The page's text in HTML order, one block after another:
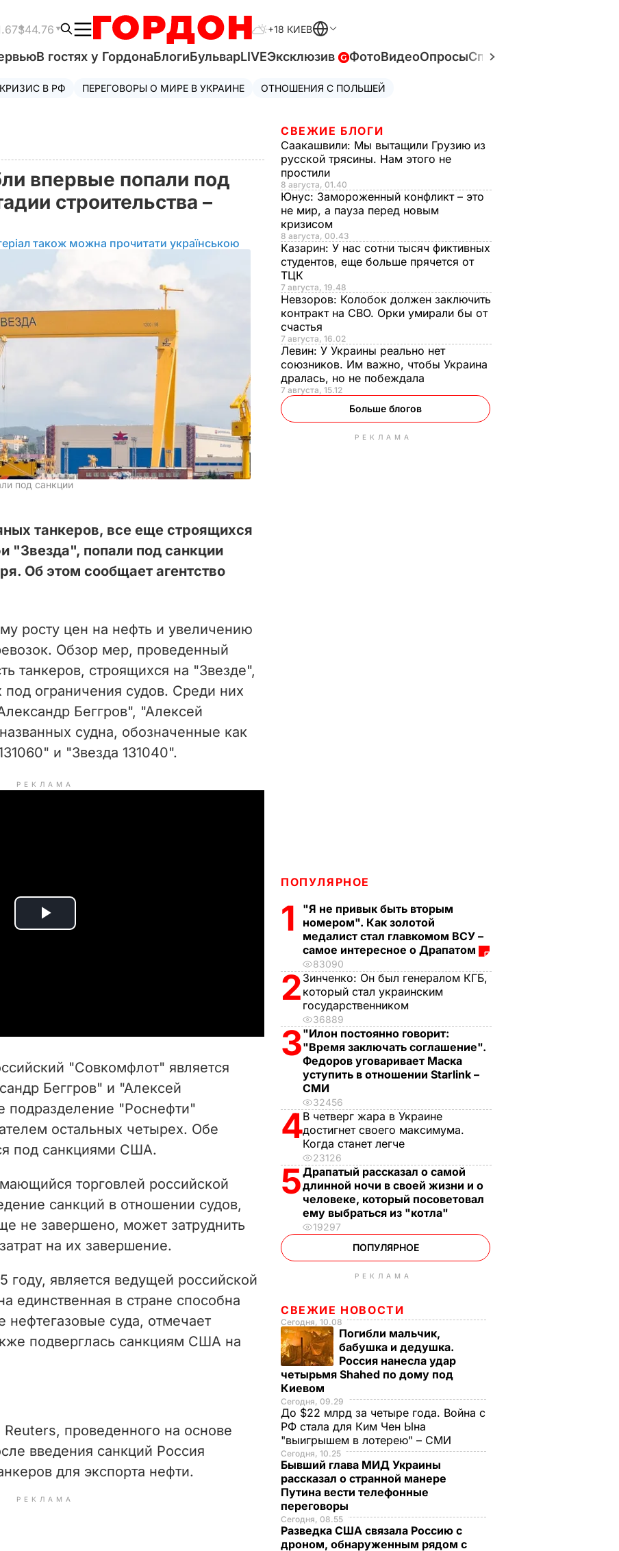
$44.76 +18 КИЕВ
В гостях у ГордонаБлогиБульварLIVEЭксклюзив ФотоВидеоОпросыСпецпроекты
В РФ ПЕРЕГОВОРЫ О МИРЕ В УКРАИНЕ ОТНОШЕНИЯ С ПОЛЬШЕЙ
впервые попали под
строительства –
також можна прочитати українською
под санкции
танкеров, все еще строящихся
"Звезда", попали под санкции
Об этом сообщает агентство
росту цен на нефть и увеличению
Обзор мер, проведенный
танкеров, строящихся на "Звезде",
ограничения судов. Среди них
Беггров", "Алексей
судна, обозначенные как
и "Звезда 131040".
РЕКЛАМА
P
i
d
e
o
"Совкомфлот" является
Беггров" и "Алексей
подразделение "Роснефти"
остальных четырех. Обе
под санкциями США.
торговлей российской
санкций в отношении судов,
не завершено, может затруднить
на их завершение.
году, является ведущей российской
единственная в стране способна
нефтегазовые суда, отмечает
подверглась санкциям США на
проведенного на основе
введения санкций Россия
для экспорта нефти.
РЕКЛАМА
СВЕЖИЕ БЛОГИ
Саакашвили: Мы вытащили Грузию из
русской трясины. Нам этого не
простили
8 августа, 01.40
Юнус: Замороженный конфликт – это
не мир, а пауза перед новым
кризисом
8 августа, 00.43
Казарин: У нас сотни тысяч фиктивных
студентов, еще больше прячется от
ТЦК
7 августа, 19.48
Невзоров: Колобок должен заключить
контракт на СВО. Орки умирали бы от
счастья
7 августа, 16.02
Левин: У Украины реально нет
союзников. Им важно, чтобы Украина
дралась, но не побеждала
7 августа, 15.12
Больше блогов
РЕКЛАМА
ПОПУЛЯРНОЕ
1
"Я не привык быть вторым
номером". Как золотой
медалист стал главкомом ВСУ –
самое интересное о Драпатом
83090
2 Зинченко: Он был генералом КГБ,
который стал украинским
государственником
36889
3"Илон постоянно говорит:
"Время заключать соглашение".
Федоров уговаривает Маска
уступить в отношении Starlink –
СМИ
32456
4В четверг жара в Украине
достигнет своего максимума.
Когда станет легче
23126
5Драпатый рассказал о самой
длинной ночи в своей жизни и о
человеке, который посоветовал
ему выбраться из "котла"
19297
ПОПУЛЯРНОЕ
РЕКЛАМА
СВЕЖИЕ НОВОСТИ
Сегодня, 10.08
Погибли мальчик,
бабушка и дедушка.
Россия нанесла удар
четырьмя Shahed по дому под
Киевом
Сегодня, 09.29
До $22 млрд за четыре года. Война с
РФ стала для Ким Чен Ына
"выигрышем в лотерею" – СМИ
Сегодня, 10.25
Бывший глава МИД Украины
рассказал о странной манере
Путина вести телефонные
переговоры
Сегодня, 08.55
Разведка США связала Россию с
дроном, обнаруженным рядом с